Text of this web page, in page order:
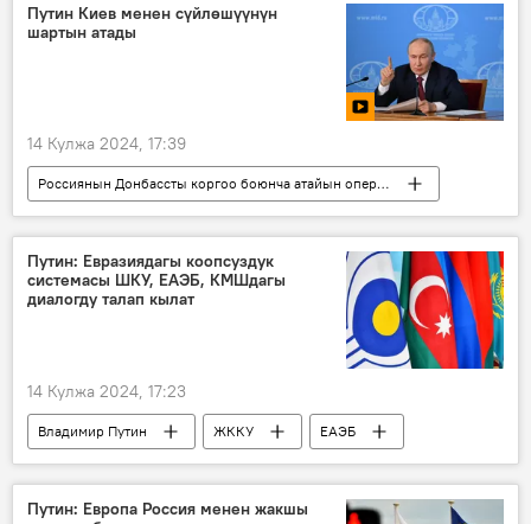
Путин Киев менен сүйлөшүүнүн
шартын атады
14 Кулжа 2024, 17:39
Россиянын Донбассты коргоо боюнча атайын операциясы
Дүйнөдө
Россия
Украина
атайын операция
НАТО
шарт
сүйлөшүүлөр
тынчтык Видео
Путин: Евразиядагы коопсуздук
системасы ШКУ, ЕАЭБ, КМШдагы
диалогду талап кылат
14 Кулжа 2024, 17:23
Владимир Путин ЖККУ
ЕАЭБ
КМШ
ШКУ
коопсуздук
система
Россия
Путин: Европа Россия менен жакшы